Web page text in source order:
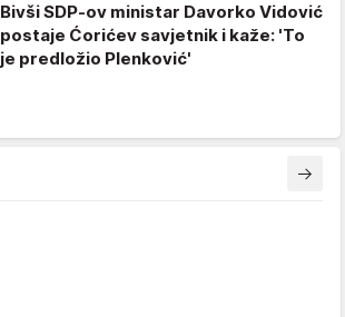
Bivši SDP-ov ministar Davorko Vidović
postaje Ćorićev savjetnik i kaže: 'To
je predložio Plenković'